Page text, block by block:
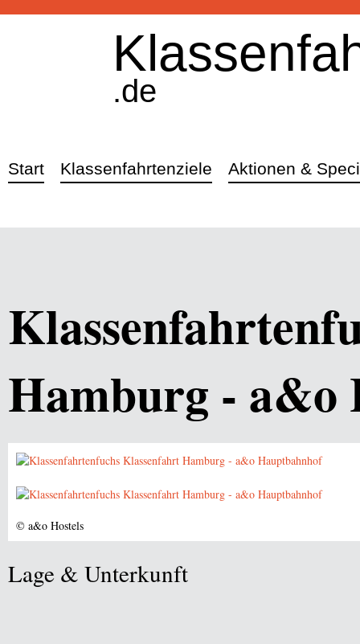
.de
Start Klassenfahrtenziele Aktionen &
Hamburg - a&o
© a&o Hostels
Lage & Unterkunft